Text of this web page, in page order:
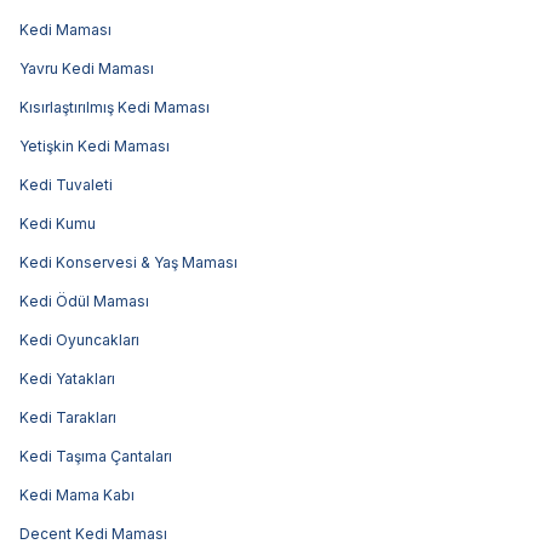
Kedi Maması
Yavru Kedi Maması
Kısırlaştırılmış Kedi Maması
Yetişkin Kedi Maması
Kedi Tuvaleti
Kedi Kumu
Kedi Konservesi & Yaş Maması
Kedi Ödül Maması
Kedi Oyuncakları
Kedi Yatakları
Kedi Tarakları
Kedi Taşıma Çantaları
Kedi Mama Kabı
Decent Kedi Maması